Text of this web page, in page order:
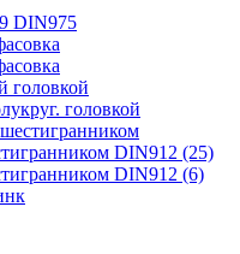
DIN975
головкой
головкой
DIN912 (25)
DIN912 (6)